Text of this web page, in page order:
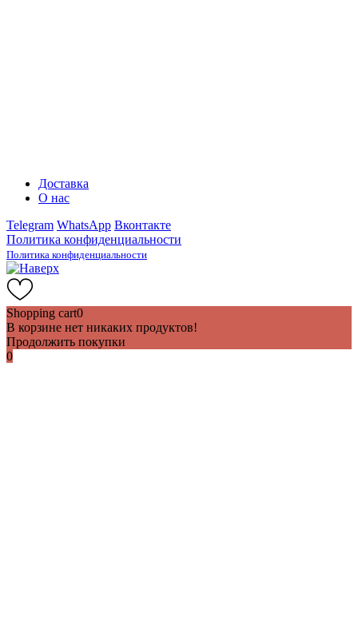
Доставка
О нас
Telegram WhatsApp Вконтакте
Политика конфиденциальности
Политика конфиденциальности
Shopping cart0
В корзине нет никаких продуктов!
Продолжить покупки
0